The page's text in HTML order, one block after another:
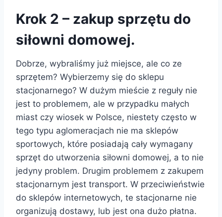
Krok 2 – zakup sprzętu do
siłowni domowej.
Dobrze, wybraliśmy już miejsce, ale co ze
sprzętem? Wybierzemy się do sklepu
stacjonarnego? W dużym mieście z reguły nie
jest to problemem, ale w przypadku małych
miast czy wiosek w Polsce, niestety często w
tego typu aglomeracjach nie ma sklepów
sportowych, które posiadają cały wymagany
sprzęt do utworzenia siłowni domowej, a to nie
jedyny problem. Drugim problemem z zakupem
stacjonarnym jest transport. W przeciwieństwie
do sklepów internetowych, te stacjonarne nie
organizują dostawy, lub jest ona dużo płatna.